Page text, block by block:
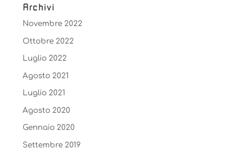
Archivi
Novembre 2022
Ottobre 2022
Luglio 2022
Agosto 2021
Luglio 2021
Agosto 2020
Gennaio 2020
Settembre 2019